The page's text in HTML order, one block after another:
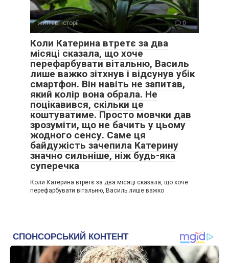
— Мам, я допоможу тобі донести валізи до машини, —
сказав він тихим, але несподівано твердим голосом.
Галина Петрівна завмерла, її обличчя витягнулося від
подиву. Вона не могла повірити, що її “золотий хлопчик”
вибрав не її.
— Що ти сказав? — перепитала вона, сподіваючись, що
почула неправильно. — Ти вибираєш цю… цю жінку, яка
навіть борщ зварити не може? Ти рідну матір на вулицю
викидаєш?
— Я не викидаю тебе на вулицю, мам, — Богдан почав
одягати куртку. — У тебе є свій дім, там тобі буде краще.
Ми будемо приїжджати в гості, але жити разом ми не
Свекруха підхопилася, її обличчя перекосилося від злості,
вона почала викрикувати прокляття, звинувачувати
Оксану в чаклунстві, а Богдана — у невдячності. Але це
життєві історії 0
Коли Катерина втретє за два
місяці сказала, що хоче
перефарбувати вітальню, Василь
лише важко зітхнув і відсунув убік
смартфон. Він навіть не запитав,
який колір вона обрала. Не
поцікавився, скільки це
коштуватиме. Просто мовчки дав
зрозуміти, що не бачить у цьому
жодного сенсу. Саме ця
байдужість зачепила Катерину
значно сильніше, ніж будь-яка
суперечка
Коли Катерина втретє за два місяці сказала, що хоче
перефарбувати вітальню, Василь лише важко